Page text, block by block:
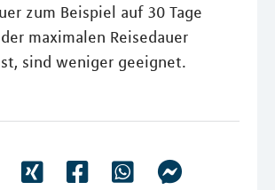
zum Beispiel auf 30 Tage
maximalen Reisedauer
sind weniger geeignet.